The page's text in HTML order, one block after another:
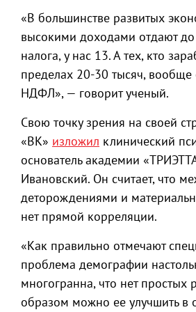
«В большинстве развитых
высокими доходами отдают
налога, у нас 13. А тех, кто
пределах 20-30 тысяч, вообще
НДФЛ», — говорит ученый.
Свою точку зрения на своей
«ВК» изложил клинический
основатель академии
Ивановский. Он считает, что
деторождениями и
нет прямой корреляции.
«Как правильно отмечают
проблема демографии
многогранна, что нет простых
образом можно ее улучшить в